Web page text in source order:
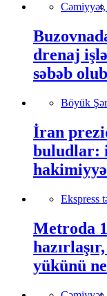
Cəmiyyət,
drenaj
səbəb olub
Böyük
İran
buludlar:
Ekspress
Metroda
yükünü